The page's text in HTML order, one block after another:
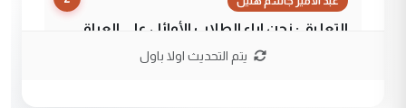
التعليق : نحن اباء الطلاب الأوائل على العراق
نتشرف بلقاء السيد احمد الصافي في العتبات
يتم التحديث اولا باول